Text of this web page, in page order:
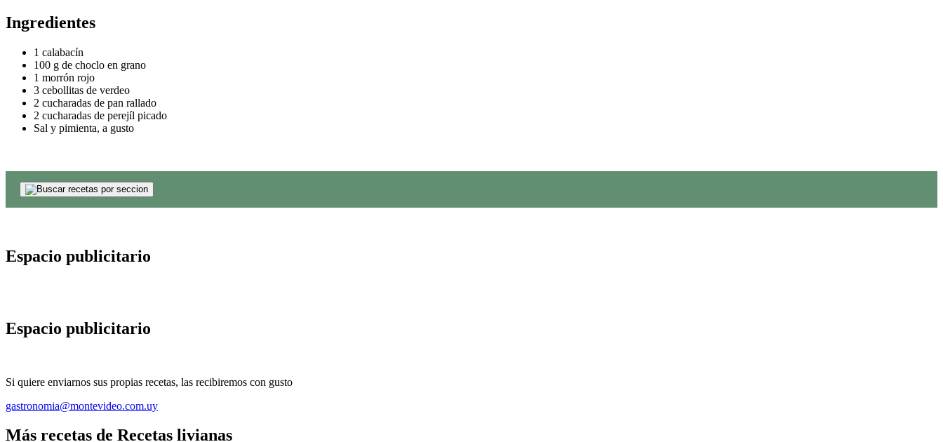
Ingredientes
1 calabacín
100 g de choclo en grano
1 morrón rojo
3 cebollitas de verdeo
2 cucharadas de pan rallado
2 cucharadas de perejíl picado
Sal y pimienta, a gusto
Espacio publicitario
Espacio publicitario
Si quiere enviarnos sus propias recetas, las recibiremos con gusto
gastronomia@montevideo.com.uy
Más recetas de Recetas livianas